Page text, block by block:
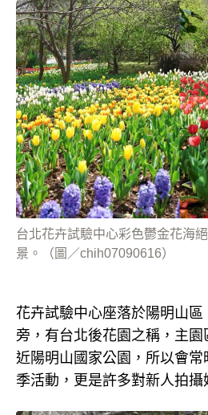
台北花卉試驗中心彩色鬱金花海
景。（圖／chih07090616）
花卉試驗中心座落於陽明山
旁，有台北後花園之稱，主
近陽明山國家公園，所以會
季活動，更是許多對新人拍攝